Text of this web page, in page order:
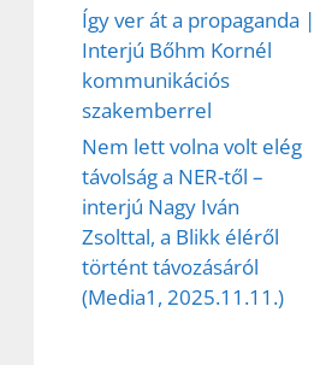
Így ver át a propaganda |
Interjú Bőhm Kornél
kommunikációs
szakemberrel
Nem lett volna volt elég
távolság a NER-től –
interjú Nagy Iván
Zsolttal, a Blikk éléről
történt távozásáról
(Media1, 2025.11.11.)